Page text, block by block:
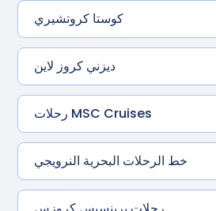
كوستا كروتشيري
ديزني كروز لاين
رحلات MSC Cruises
خط الرحلات البحرية النرويجي